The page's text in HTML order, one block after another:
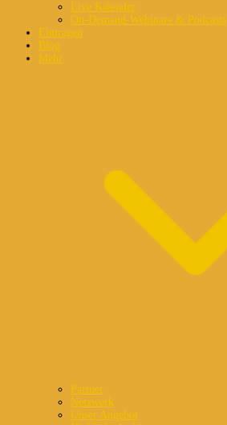
Live Kalender
On-Demand-Webinare & Podcasts
Eintragen
Blog
Mehr
Partner
Netzwerk
Unser Angebot